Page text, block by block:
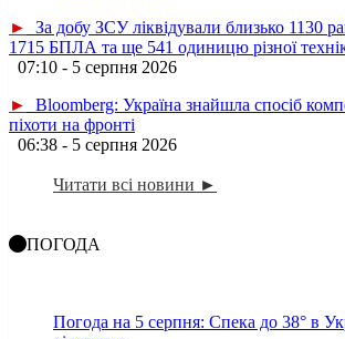
►
За добу ЗСУ ліквідували близько 1130
1715 БПЛА та ще 541 одиницю різної
07:10 - 5 серпня 2026
►
Bloomberg: Україна знайшла спосіб
піхоти на фронті
06:38 - 5 серпня 2026
Читати всі новини ►
ПОГОДА
Погода на 5 серпня: Спека до 38° в